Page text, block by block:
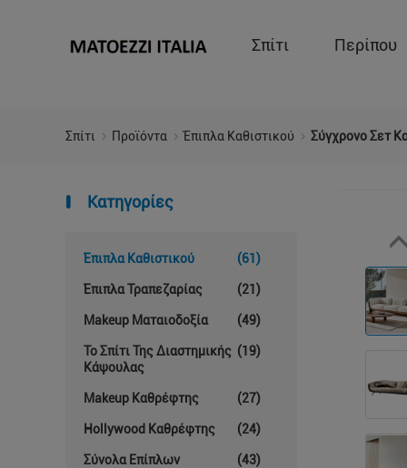
Σπίτι Περίπου
Σπίτι Προϊόντα Έπιπλα Καθιστικού Σύγχρονο Σετ
Κατηγορίες
Έπιπλα Καθιστικού (61)
Έπιπλα Τραπεζαρίας (21)
Makeup Ματαιοδοξία (49)
Το Σπίτι Της Διαστημικής
Κάψουλας
(19)
Makeup Καθρέφτης (27)
Hollywood Καθρέφτης (24)
Σύνολα Επίπλων
(43)